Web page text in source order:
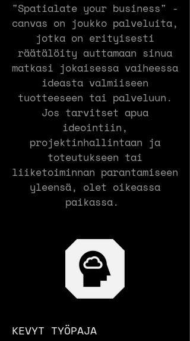
"Spatialate your business" -
canvas on joukko palveluita,
jotka on erityisesti
räätälöity auttamaan sinua
matkasi jokaisessa vaiheessa
ideasta valmiiseen
tuotteeseen tai palveluun.
Jos tarvitset apua
ideointiin,
projektinhallintaan ja
toteutukseen tai
liiketoiminnan parantamiseen
yleensä, olet oikeassa
paikassa.
KEVYT TYÖPAJA